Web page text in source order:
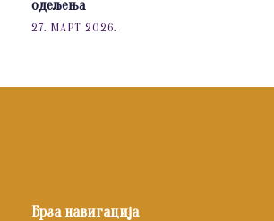
одељења
27. МАРТ 2026.
Брза навигација